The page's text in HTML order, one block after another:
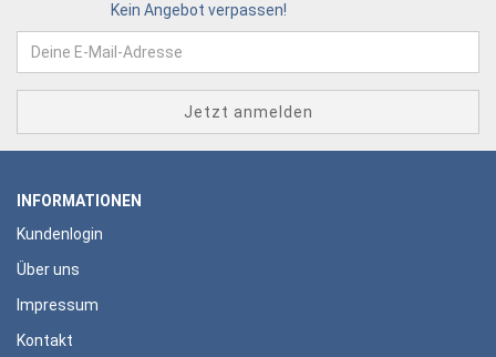
Kein Angebot verpassen!
INFORMATIONEN
Kundenlogin
Über uns
Impressum
Kontakt